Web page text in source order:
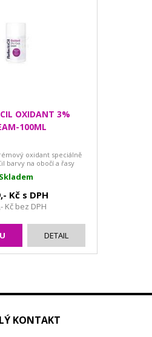
OXIDANT 3%
100ML
oxidant speciálně
barvy na obočí a řasy
Skladem
Kč s DPH
Kč bez DPH
DETAIL
KONTAKT